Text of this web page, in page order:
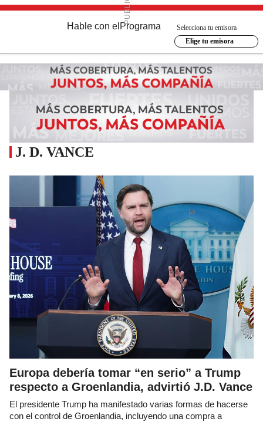
Hable con el Programa
Selecciona tu emisora
Elige tu emisora
J. D. VANCE
Europa debería tomar “en serio” a Trump
respecto a Groenlandia, advirtió J.D. Vance
El presidente Trump ha manifestado varias formas de hacerse
con el control de Groenlandia, incluyendo una compra a